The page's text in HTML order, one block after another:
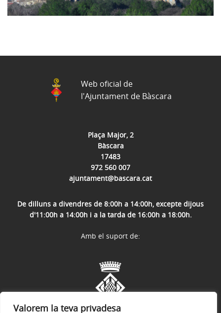
Valorem la teva privadesa
Plaça Major, 2
Bàscara
17483
972 560 007
ajuntament@bascara.cat
De dilluns a divendres de 8:00h a 14:00h, excepte dijous
d'11:00h a 14:00h i a la tarda de 16:00h a 18:00h.
Web oficial de
l'Ajuntament de Bàscara
Amb el suport de: